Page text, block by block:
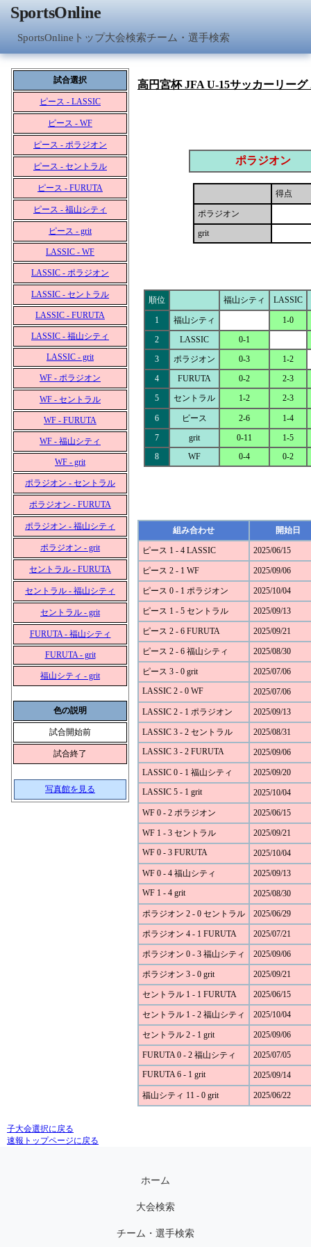
SportsOnline
SportsOnlineトップ大会検索チーム・選手検索
試合選択
ピース - LASSIC
ピース - WF
ピース - ポラジオン
ピース - セントラル
ピース - FURUTA
ピース - 福山シティ
ピース - grit
LASSIC - WF
LASSIC - ポラジオン
LASSIC - セントラル
LASSIC - FURUTA
LASSIC - 福山シティ
LASSIC - grit
WF - ポラジオン
WF - セントラル
WF - FURUTA
WF - 福山シティ
WF - grit
ポラジオン - セントラル
ポラジオン - FURUTA
ポラジオン - 福山シティ
ポラジオン - grit
セントラル - FURUTA
セントラル - 福山シティ
セントラル - grit
FURUTA - 福山シティ
FURUTA - grit
福山シティ - grit
色の説明
試合開始前
試合終了
写真館を見る
高円宮杯 JFA U-15サッカーリー
ポラジオン
得点
ポラジオン
grit
順位 福山シティ LASSIC
1 福山シティ
1-0
2
LASSIC
0-1
3
ポラジオン 0-3
1-2
4
FURUTA 0-2
2-3
5
セントラル 1-2 2-3
6 ピース 2-6
1-4
7
grit 0-11
1-5
8
WF 0-4 0-2
組み合わせ 開始日
ピース 1 - 4 LASSIC 2025/06/15
ピース 2 - 1 WF 2025/09/06
ピース 0 - 1 ポラジオン 2025/10/04
ピース 1 - 5 セントラル 2025/09/13
ピース 2 - 6 FURUTA 2025/09/21
ピース 2 - 6 福山シティ 2025/08/30
ピース 3 - 0 grit
2025/07/06
LASSIC 2 - 0 WF
2025/07/06
LASSIC 2 - 1 ポラジオン 2025/09/13
LASSIC 3 - 2 セントラル
2025/08/31
LASSIC 3 - 2 FURUTA
2025/09/06
LASSIC 0 - 1 福山シティ
2025/09/20
LASSIC 5 - 1 grit
2025/10/04
WF 0 - 2 ポラジオン 2025/06/15
WF 1 - 3 セントラル
2025/09/21
WF 0 - 3 FURUTA
2025/10/04
WF 0 - 4 福山シティ
2025/09/13
WF 1 - 4 grit
2025/08/30
ポラジオン 2 - 0 セントラル 2025/06/29
ポラジオン 4 - 1 FURUTA 2025/07/21
ポラジオン 0 - 3 福山シティ 2025/09/06
ポラジオン 3 - 0 grit 2025/09/21
セントラル 1 - 1 FURUTA 2025/06/15
セントラル 1 - 2 福山シティ 2025/10/04
セントラル 2 - 1 grit 2025/09/06
FURUTA 0 - 2 福山シティ
2025/07/05
FURUTA 6 - 1 grit
2025/09/14
福山シティ 11 - 0 grit 2025/06/22
子大会選択に戻る
速報トップページに戻る
ホーム
大会検索
チーム・選手検索